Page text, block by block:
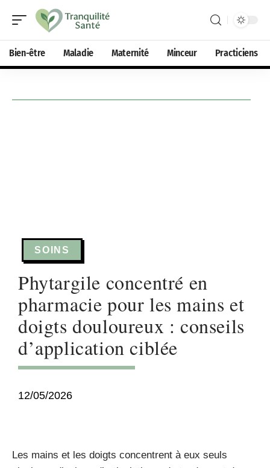
Bien-être Maladie Maternité Minceur Practiciens
SOINS
Phytargile concentré en
pharmacie pour les mains et
doigts douloureux : conseils
d’application ciblée
12/05/2026
Les mains et les doigts concentrent à eux seuls